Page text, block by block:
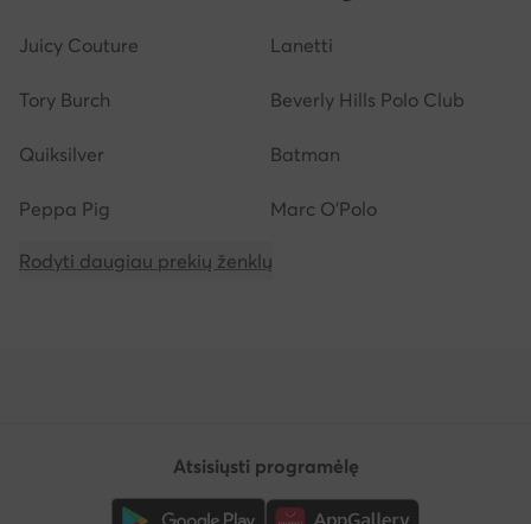
Juicy Couture Lanetti
Tory Burch Beverly Hills Polo Club
Quiksilver Batman
Peppa Pig Marc O'Polo
Rodyti daugiau prekių ženklų
Atsisiųsti programėlę